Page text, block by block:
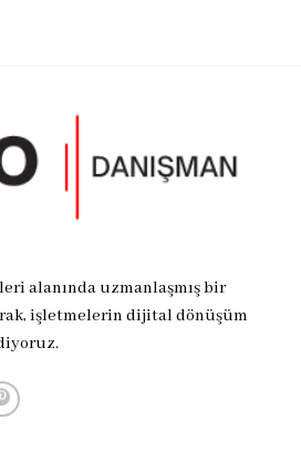
alanında uzmanlaşmış bir
işletmelerin dijital dönüşüm